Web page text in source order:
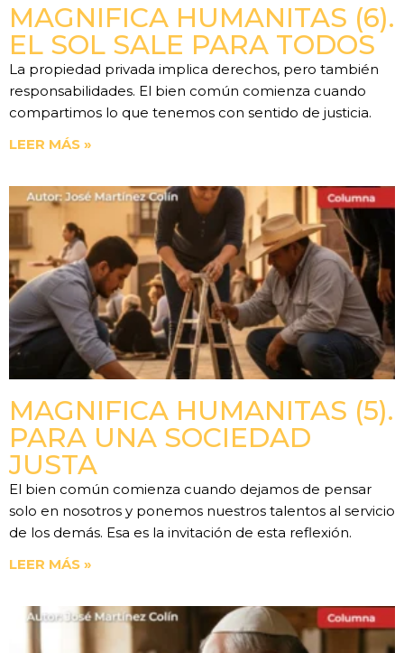
MAGNIFICA HUMANITAS (6).
EL SOL SALE PARA TODOS
La propiedad privada implica derechos, pero también
responsabilidades. El bien común comienza cuando
compartimos lo que tenemos con sentido de justicia.
LEER MÁS »
MAGNIFICA HUMANITAS (5).
PARA UNA SOCIEDAD
JUSTA
El bien común comienza cuando dejamos de pensar
solo en nosotros y ponemos nuestros talentos al servicio
de los demás. Esa es la invitación de esta reflexión.
LEER MÁS »